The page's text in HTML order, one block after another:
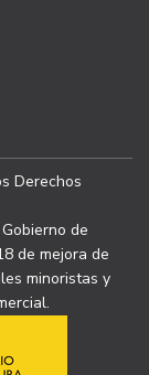
Derechos
de
de mejora de
minoristas y